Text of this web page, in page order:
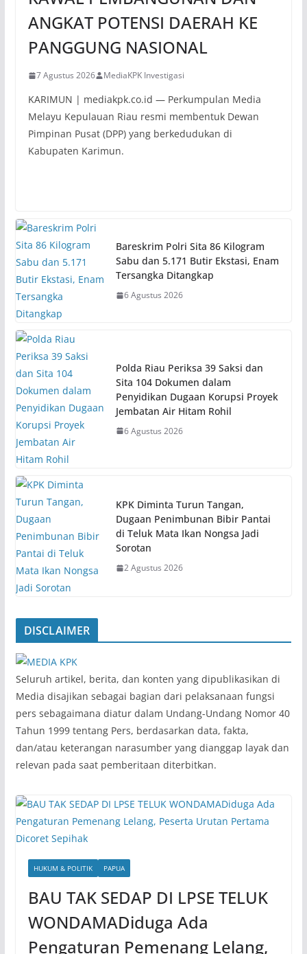
ANGKAT POTENSI DAERAH KE
PANGGUNG NASIONAL
7 Agustus 2026 MediaKPK Investigasi
KARIMUN | mediakpk.co.id — Perkumpulan Media
Melayu Kepulauan Riau resmi membentuk Dewan
Pimpinan Pusat (DPP) yang berkedudukan di
Kabupaten Karimun.
Bareskrim Polri Sita 86 Kilogram
Sabu dan 5.171 Butir Ekstasi, Enam
Tersangka Ditangkap
6 Agustus 2026
Polda Riau Periksa 39 Saksi dan
Sita 104 Dokumen dalam
Penyidikan Dugaan Korupsi Proyek
Jembatan Air Hitam Rohil
6 Agustus 2026
KPK Diminta Turun Tangan,
Dugaan Penimbunan Bibir Pantai
di Teluk Mata Ikan Nongsa Jadi
Sorotan
2 Agustus 2026
DISCLAIMER
‎Seluruh artikel, berita, dan konten yang dipublikasikan di
Media disajikan sebagai bagian dari pelaksanaan fungsi
pers sebagaimana diatur dalam Undang-Undang Nomor 40
Tahun 1999 tentang Pers, berdasarkan data, fakta,
dan/atau keterangan narasumber yang dianggap layak dan
relevan pada saat pemberitaan diterbitkan.
HUKUM & POLITIK PAPUA
BAU TAK SEDAP DI LPSE TELUK
WONDAMADiduga Ada
Pengaturan Pemenang Lelang,